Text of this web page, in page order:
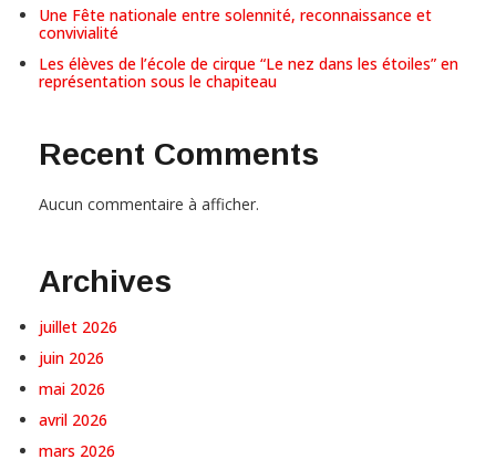
Une Fête nationale entre solennité, reconnaissance et
convivialité
Les élèves de l’école de cirque “Le nez dans les étoiles” en
représentation sous le chapiteau
Recent Comments
Aucun commentaire à afficher.
Archives
juillet 2026
juin 2026
mai 2026
avril 2026
mars 2026